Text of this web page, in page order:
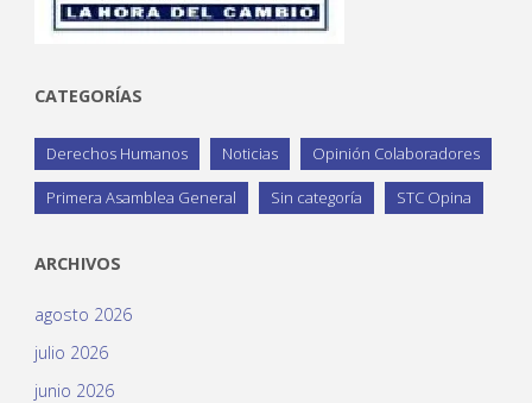
CATEGORÍAS
Derechos Humanos Noticias Opinión Colaboradores
Primera Asamblea General Sin categoría STC Opina
ARCHIVOS
agosto 2026
julio 2026
junio 2026